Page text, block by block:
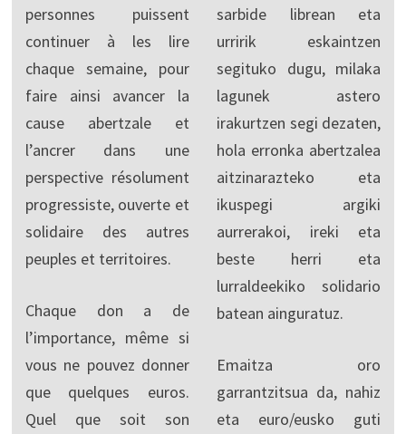
personnes puissent
continuer à les lire
chaque semaine, pour
faire ainsi avancer la
cause abertzale et
l’ancrer dans une
perspective résolument
progressiste, ouverte et
solidaire des autres
peuples et territoires.
Chaque don a de
l’importance, même si
vous ne pouvez donner
que quelques euros.
Quel que soit son
sarbide librean eta
urririk eskaintzen
segituko dugu, milaka
lagunek astero
irakurtzen segi dezaten,
hola erronka abertzalea
aitzinarazteko eta
ikuspegi argiki
aurrerakoi, ireki eta
beste herri eta
lurraldeekiko solidario
batean ainguratuz.
Emaitza oro
garrantzitsua da, nahiz
eta euro/eusko guti